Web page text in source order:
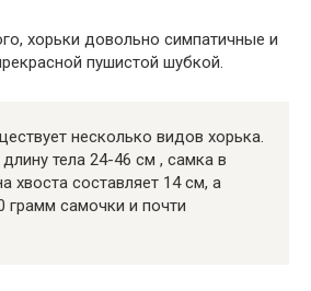
хорьки довольно симпатичные и
пушистой шубкой.
несколько видов хорька.
тела 24-46 см , самка в
хвоста составляет 14 см, а
грамм самочки и почти